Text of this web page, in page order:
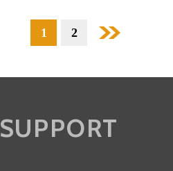
前へ
1 2
SUPPORT